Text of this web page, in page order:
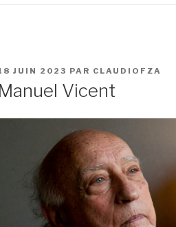
JUIN 2023 PAR CLAUDIOFZA
Manuel Vicent